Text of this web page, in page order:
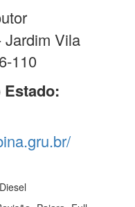
Jardim Vila
110
Estado: